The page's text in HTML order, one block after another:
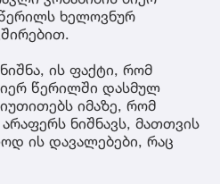
ხელოვნურ
ის ფაქტი, რომ
წერილში დასმულ
იმაზე, რომ
ნიშნავს, მათთვის
ის დავალებები, რაც